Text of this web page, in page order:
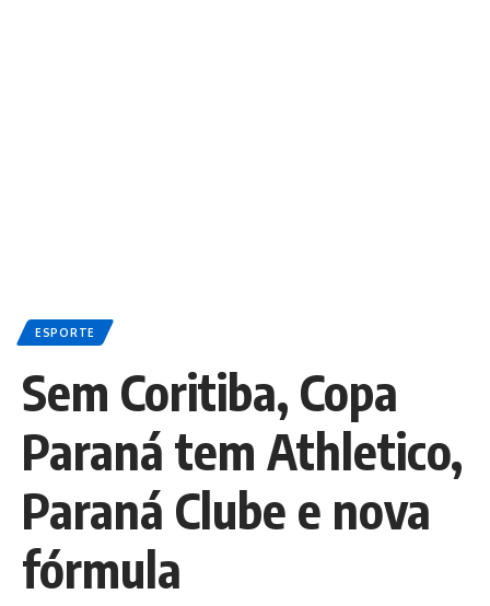
ESPORTE
Sem Coritiba, Copa
Paraná tem Athletico,
Paraná Clube e nova
fórmula